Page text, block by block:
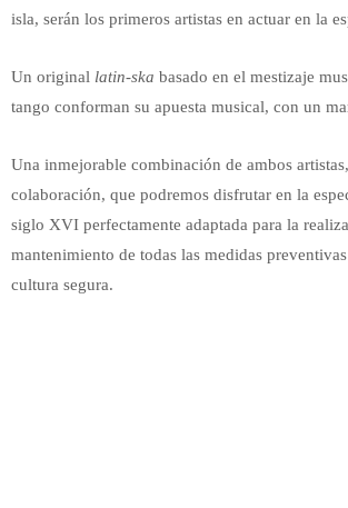
isla, serán los primeros artistas en actuar en la
Un original latin-ska basado en el mestizaje
tango conforman su apuesta musical, con un
Una inmejorable combinación de ambos
colaboración, que podremos disfrutar en la
siglo XVI perfectamente adaptada para la
mantenimiento de todas las medidas
cultura segura.